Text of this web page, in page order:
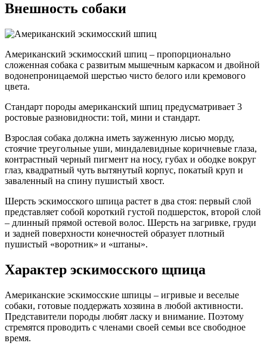
Внешность собаки
Американский эскимосский шпиц – пропорционально
сложенная собака с развитым мышечным каркасом и двойной
водонепроницаемой шерстью чисто белого или кремового
цвета.
Стандарт породы американский шпиц предусматривает 3
ростовые разновидности: той, мини и стандарт.
Взрослая собака должна иметь зауженную лисью морду,
стоячие треугольные уши, миндалевидные коричневые глаза,
контрастный черный пигмент на носу, губах и ободке вокруг
глаз, квадратный чуть вытянутый корпус, покатый круп и
заваленный на спину пушистый хвост.
Шерсть эскимосского шпица растет в два стоя: первый слой
представляет собой короткий густой подшерсток, второй слой
– длинный прямой остевой волос. Шерсть на загривке, груди
и задней поверхности конечностей образует плотный
пушистый «воротник» и «штаны».
Характер эскимосского щпица
Американские эскимосские шпицы – игривые и веселые
собаки, готовые поддержать хозяина в любой активности.
Представители породы любят ласку и внимание. Поэтому
стремятся проводить с членами своей семьи все свободное
время.